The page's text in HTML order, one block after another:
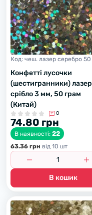
Код: чеш. лазер серебро 50
Конфетті лусочки
(шестигранники) лазер
срібло 3 мм, 50 грам
(Китай)
0
74.80 грн
В наявності: 22
63.36 грн вiд 10 шт
В кошик